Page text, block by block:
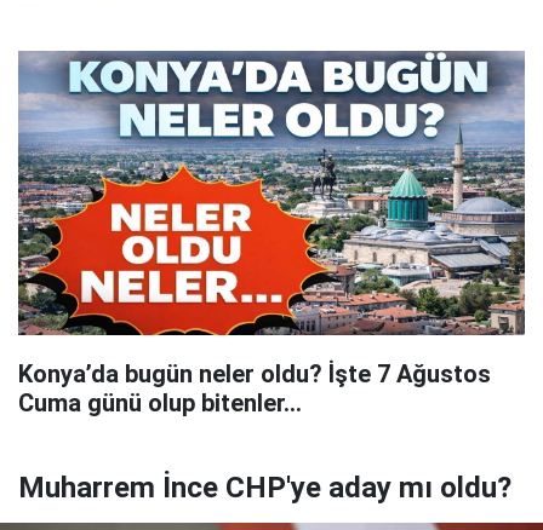
Konya’da bugün neler oldu? İşte 7 Ağustos
Cuma günü olup bitenler…
Muharrem İnce CHP'ye aday mı oldu?